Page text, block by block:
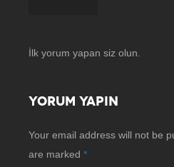
İlk yorum yapan siz olun.
YORUM YAPIN
Your email address will not be
are marked *